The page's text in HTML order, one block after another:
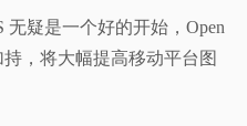
无疑是一个好的开始，Open
，将大幅提高移动平台图